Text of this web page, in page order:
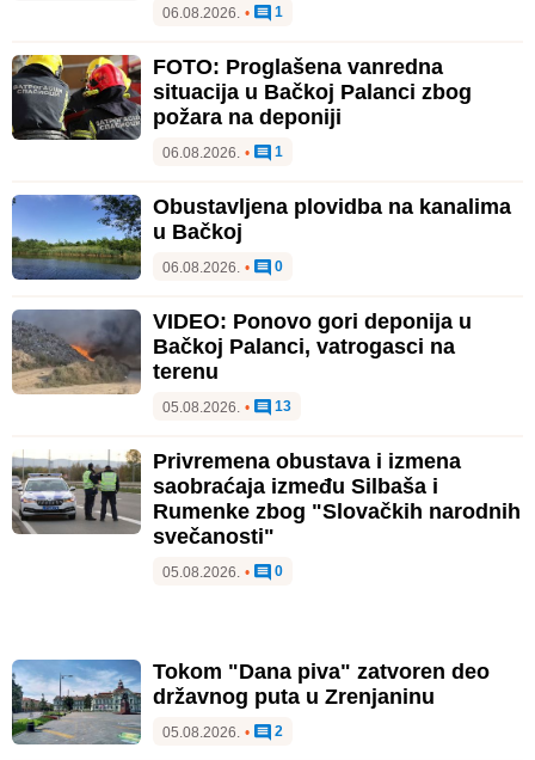
06.08.2026. • 1
FOTO: Proglašena vanredna
situacija u Bačkoj Palanci zbog
požara na deponiji
06.08.2026. • 1
Obustavljena plovidba na kanalima
u Bačkoj
06.08.2026. • 0
VIDEO: Ponovo gori deponija u
Bačkoj Palanci, vatrogasci na
terenu
05.08.2026. • 13
Privremena obustava i izmena
saobraćaja između Silbaša i
Rumenke zbog "Slovačkih narodnih
svečanosti"
05.08.2026. • 0
Tokom "Dana piva" zatvoren deo
državnog puta u Zrenjaninu
05.08.2026. • 2